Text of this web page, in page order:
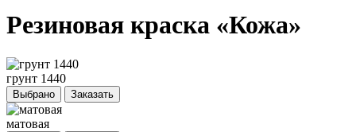
Резиновая краска «Кожа»
грунт 1440
Выбрано Заказать
матовая